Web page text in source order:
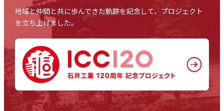
地域と仲間と共に歩んできた軌跡を記念して、プロジェクト
を立ち上げました。